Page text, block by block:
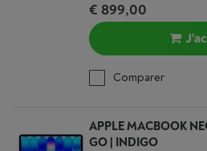
€ 899,00
Comparer
APPLE MACBOOK
GO | INDIGO